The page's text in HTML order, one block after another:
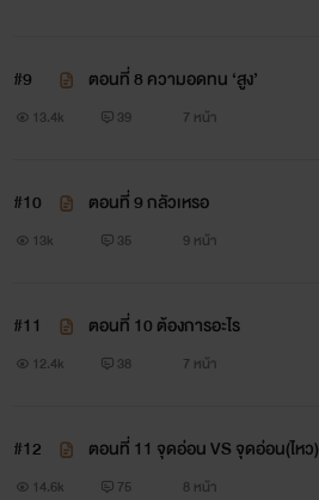
#9 ตอนที่ 8 ความอดทน ‘สูง’
13.4k 39 7 หน้า
#10 ตอนที่ 9 กลัวเหรอ
13k 35 9 หน้า
#11 ตอนที่ 10 ต้องการอะไร
12.4k 38 7 หน้า
#12 ตอนที่ 11 จุดอ่อน VS จุดอ่อน(ไหว)
14.6k 75 8 หน้า